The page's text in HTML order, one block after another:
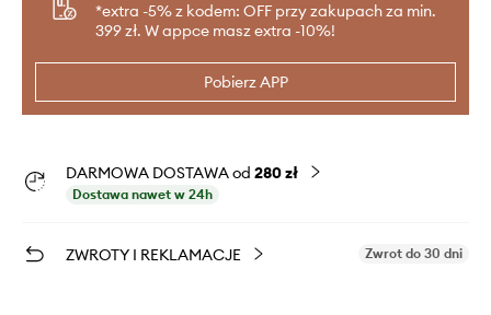
*extra -5% z kodem: OFF przy zakupach za min.
399 zł. W appce masz extra -10%!
Pobierz APP
DARMOWA DOSTAWA od 280 zł
Dostawa nawet w 24h
ZWROTY I REKLAMACJE Zwrot do 30 dni